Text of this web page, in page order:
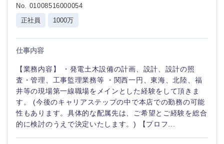
No. 01008516000054
正社員
1000万
仕事内容
【業務内容】 ・発電土木設備の計画、設計、設計の照
査・管理、工事監理業務等 ・関西一円、東海、北陸、福
井等の現場第一線職場をメインとした経験をして頂きま
す。 (今後のキャリアステップの中で本店での勤務の可能
性もあります。具体的な配属先は、ご希望とご経験を総合
的に検討のうえで決定いたします。) 【プロフ...